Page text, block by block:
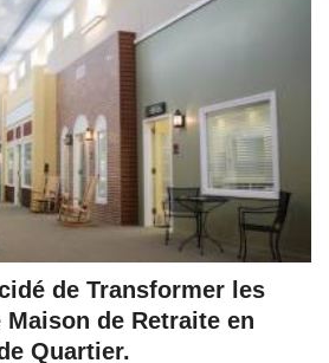
de Transformer les
Maison de Retraite en
Quartier.